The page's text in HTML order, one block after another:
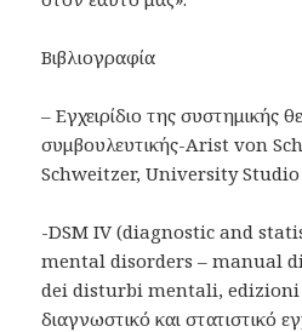
Βιβλιογραφία
– Εγχειρίδιο της συστημικής
συμβουλευτικής-Arist von
Schweitzer, University Studio
-DSM IV (diagnostic and
mental disorders – manual
dei disturbi mentali, edizioni
διαγνωστικό και στατιστικό